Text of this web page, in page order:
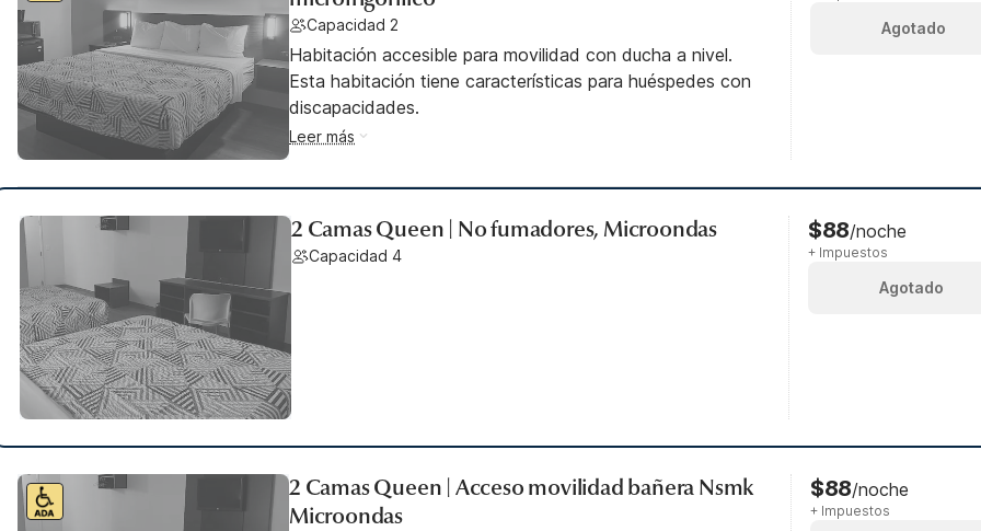
Capacidad 2
Habitación accesible para movilidad con ducha a nivel.
Esta habitación tiene características para huéspedes con
discapacidades.
Leer más
Agotado
2 Camas Queen | No fumadores, Microondas
Capacidad 4
$88/noche
+ Impuestos
Agotado
2 Camas Queen | Acceso movilidad bañera Nsmk
Microondas
$88/noche
+ Impuestos